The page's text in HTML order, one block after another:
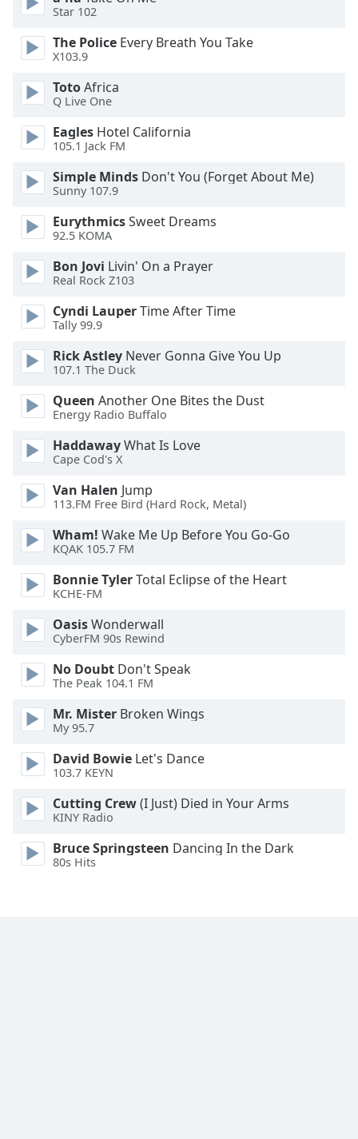
dialog
window.
cancel
and
close
window.
Text
Color
Opacity
Text
Color
Opacity
Caption
Background
Color
Opacity
Font
Size
Text
Edge
Family
Reset
Close
Modal
Dialog
Star 102
The Police Every Breath You Take
X103.9
TotoAfrica
Q Live One
Eagles Hotel California
105.1 Jack FM
Simple Minds Don't You (Forget About Me)
Sunny 107.9
EurythmicsSweet Dreams
92.5 KOMA
Bon Jovi Livin' On a Prayer
Real Rock Z103
Cyndi LauperTime After Time
Tally 99.9
Rick Astley Never Gonna Give You Up
107.1 The Duck
Queen Another One Bites the Dust
Energy Radio Buffalo
HaddawayWhat Is Love
Cape Cod's X
Van Halen Jump
113.FM Free Bird (Hard Rock, Metal)
Wham! Wake Me Up Before You Go-Go
KQAK 105.7 FM
Bonnie TylerTotal Eclipse of the Heart
KCHE-FM
OasisWonderwall
CyberFM 90s Rewind
No Doubt Don't Speak
The Peak 104.1 FM
Mr. Mister Broken Wings
My 95.7
David Bowie Let's Dance
103.7 KEYN
Cutting Crew(I Just) Died in Your Arms
KINY Radio
Bruce Springsteen Dancing In the Dark
80s Hits